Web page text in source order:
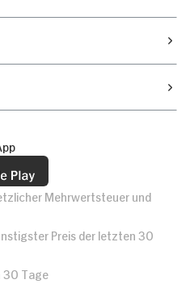
Mehrwertsteuer und
Preis der letzten 30
30 Tage